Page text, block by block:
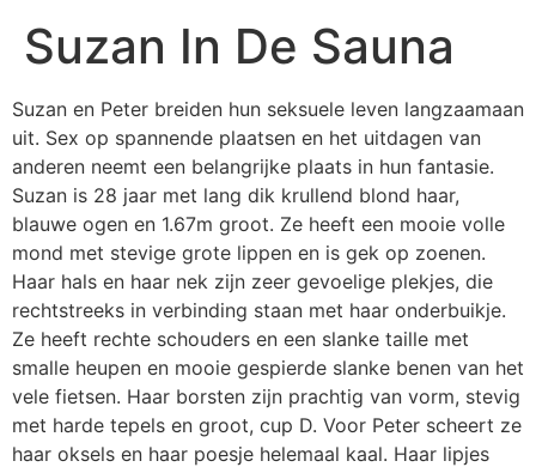
Suzan In De Sauna
Suzan en Peter breiden hun seksuele leven langzaamaan
uit. Sex op spannende plaatsen en het uitdagen van
anderen neemt een belangrijke plaats in hun fantasie.
Suzan is 28 jaar met lang dik krullend blond haar,
blauwe ogen en 1.67m groot. Ze heeft een mooie volle
mond met stevige grote lippen en is gek op zoenen.
Haar hals en haar nek zijn zeer gevoelige plekjes, die
rechtstreeks in verbinding staan met haar onderbuikje.
Ze heeft rechte schouders en een slanke taille met
smalle heupen en mooie gespierde slanke benen van het
vele fietsen. Haar borsten zijn prachtig van vorm, stevig
met harde tepels en groot, cup D. Voor Peter scheert ze
haar oksels en haar poesje helemaal kaal. Haar lipjes